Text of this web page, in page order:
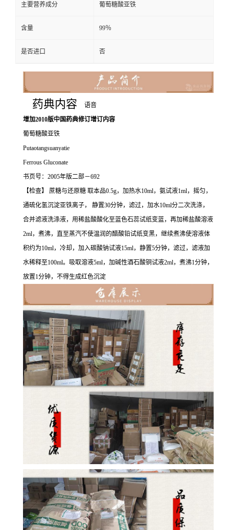
主要营养成分 葡萄糖酸亚铁
含量 99％
是否进口 否
药典内容
语音
增加2010版中国药典修订增订内容
葡萄糖酸亚铁
Putaotangsuanyatie
Ferrous Gluconate
书页号：2005年版二部－692
【检查】 蔗糖与还原糖 取本品0.5g，加热水10ml，氨试液1ml，摇匀，
通硫化氢沉淀亚铁离子， 静置30分钟，滤过，加水10ml分二次洗涤，
合并滤液洗涤液，用稀盐酸酸化至蓝色石蕊试纸变蓝，再加稀盐酸溶液
2ml，煮沸，直至蒸汽不使温润的醋酸铅试纸变黑，继续煮沸使溶液体
积约为10ml，冷却，加入碳酸钠试液15ml，静置5分钟，滤过，滤液加
水稀释至100ml。吸取溶液5ml，加碱性酒石酸铜试液2ml，煮沸1分钟，
放置1分钟，不得生成红色沉淀